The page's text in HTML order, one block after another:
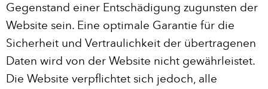
Gegenstand einer Entschädigung zugunsten der
Website sein. Eine optimale Garantie für die
Sicherheit und Vertraulichkeit der übertragenen
Daten wird von der Website nicht gewährleistet.
Die Website verpflichtet sich jedoch, alle